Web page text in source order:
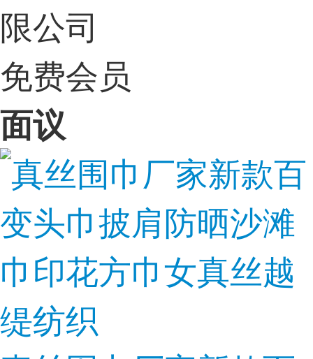
限公司
免费会员
面议